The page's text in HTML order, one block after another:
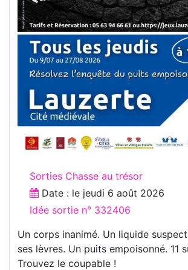
Sorties Chasse au trésor
Date : le jeudi 6 août 2026
Idée sortie n° 332406
Un corps inanimé. Un liquide
ses lèvres. Un puits empoisonné. 11
Trouvez le coupable !